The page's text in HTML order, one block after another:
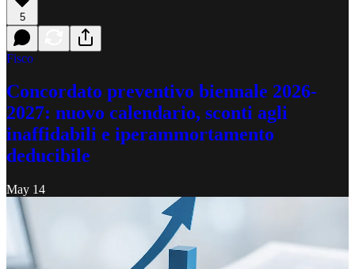
5
Fisco
Concordato preventivo biennale 2026-
2027: nuovo calendario, sconti agli
inaffidabili e iperammortamento
deducibile
May 14